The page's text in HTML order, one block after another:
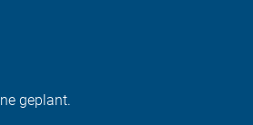
geplant.